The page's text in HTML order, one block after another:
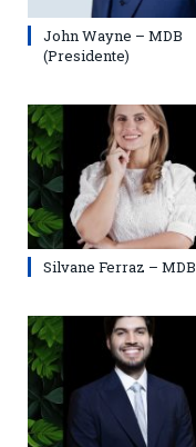
John Wayne – MDB
(Presidente)
Silvane Ferraz – MDB